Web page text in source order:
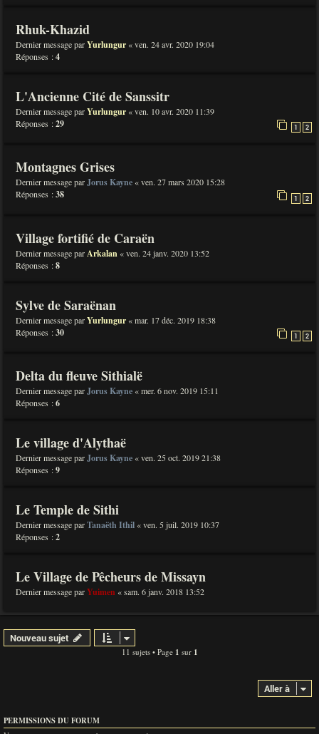
Rhuk-Khazid
Dernier message parYurlungur «ven. 24 avr. 2020 19:04
Réponses :4
L'Ancienne Cité de Sanssitr
Dernier message parYurlungur «ven. 10 avr. 2020 11:39
Réponses :29 1 2
Montagnes Grises
Dernier message parJorus Kayne «ven. 27 mars 2020 15:28
Réponses :38 1 2
Village fortifié de Caraën
Dernier message parArkalan «ven. 24 janv. 2020 13:52
Réponses :8
Sylve de Saraënan
Dernier message parYurlungur «mar. 17 déc. 2019 18:38
Réponses :30 1 2
Delta du fleuve Sithialë
Dernier message parJorus Kayne «mer. 6 nov. 2019 15:11
Réponses :6
Le village d'Alythaë
Dernier message parJorus Kayne «ven. 25 oct. 2019 21:38
Réponses :9
Le Temple de Sithi
Dernier message parTanaëth Ithil «ven. 5 juil. 2019 10:37
Réponses :2
Le Village de Pêcheurs de Missayn
Dernier message parYuimen «sam. 6 janv. 2018 13:52
Nouveau sujet
11 sujets • Page 1 sur 1
Aller à
PERMISSIONS DU FORUM